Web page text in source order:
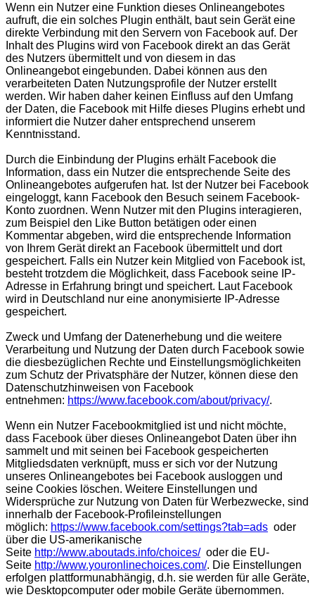
Wenn ein Nutzer eine Funktion dieses Onlineangebotes
aufruft, die ein solches Plugin enthält, baut sein Gerät eine
direkte Verbindung mit den Servern von Facebook auf. Der
Inhalt des Plugins wird von Facebook direkt an das Gerät
des Nutzers übermittelt und von diesem in das
Onlineangebot eingebunden. Dabei können aus den
verarbeiteten Daten Nutzungsprofile der Nutzer erstellt
werden. Wir haben daher keinen Einfluss auf den Umfang
der Daten, die Facebook mit Hilfe dieses Plugins erhebt und
informiert die Nutzer daher entsprechend unserem
Kenntnisstand.
Durch die Einbindung der Plugins erhält Facebook die
Information, dass ein Nutzer die entsprechende Seite des
Onlineangebotes aufgerufen hat. Ist der Nutzer bei Facebook
eingeloggt, kann Facebook den Besuch seinem Facebook-
Konto zuordnen. Wenn Nutzer mit den Plugins interagieren,
zum Beispiel den Like Button betätigen oder einen
Kommentar abgeben, wird die entsprechende Information
von Ihrem Gerät direkt an Facebook übermittelt und dort
gespeichert. Falls ein Nutzer kein Mitglied von Facebook ist,
besteht trotzdem die Möglichkeit, dass Facebook seine IP-
Adresse in Erfahrung bringt und speichert. Laut Facebook
wird in Deutschland nur eine anonymisierte IP-Adresse
gespeichert.
Zweck und Umfang der Datenerhebung und die weitere
Verarbeitung und Nutzung der Daten durch Facebook sowie
die diesbezüglichen Rechte und Einstellungsmöglichkeiten
zum Schutz der Privatsphäre der Nutzer, können diese den
Datenschutzhinweisen von Facebook
entnehmen: https://www.facebook.com/about/privacy/.
Wenn ein Nutzer Facebookmitglied ist und nicht möchte,
dass Facebook über dieses Onlineangebot Daten über ihn
sammelt und mit seinen bei Facebook gespeicherten
Mitgliedsdaten verknüpft, muss er sich vor der Nutzung
unseres Onlineangebotes bei Facebook ausloggen und
seine Cookies löschen. Weitere Einstellungen und
Widersprüche zur Nutzung von Daten für Werbezwecke, sind
innerhalb der Facebook-Profileinstellungen
möglich: https://www.facebook.com/settings?tab=ads oder
über die US-amerikanische
Seite http://www.aboutads.info/choices/oder die EU-
Seite http://www.youronlinechoices.com/. Die Einstellungen
erfolgen plattformunabhängig, d.h. sie werden für alle Geräte,
wie Desktopcomputer oder mobile Geräte übernommen.